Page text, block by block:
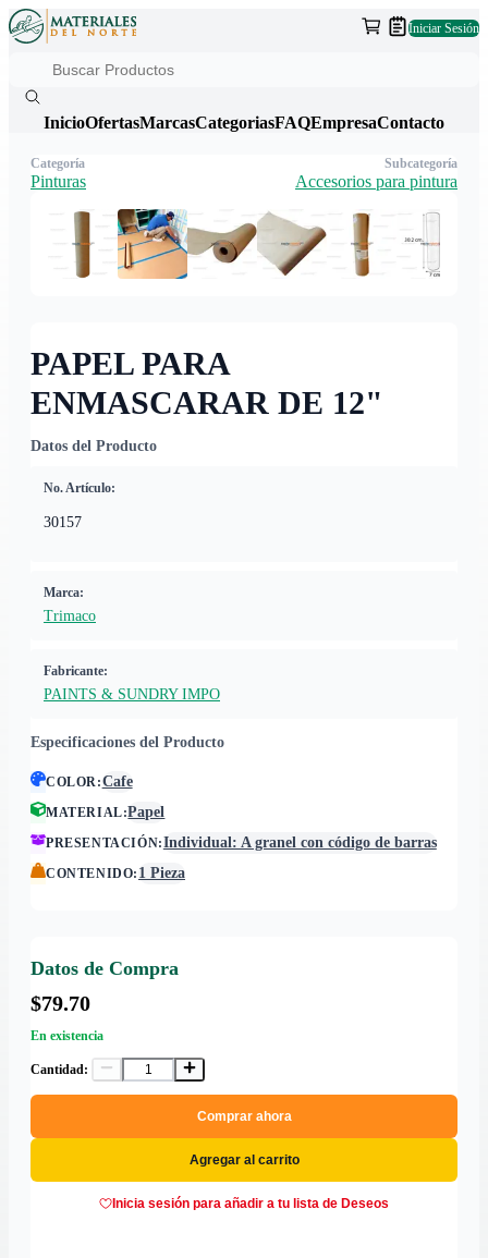
Iniciar Sesión
InicioOfertasMarcasCategoriasFAQEmpresaContacto
PAPEL PARA
ENMASCARAR DE 12"
Datos del Producto
No. Artículo:
30157
Marca:
Trimaco
Fabricante:
PAINTS & SUNDRY IMPO
Especificaciones del Producto
COLOR:Cafe
MATERIAL:Papel
PRESENTACIÓN:Individual: A granel con código de barras
CONTENIDO: 1 Pieza
Datos de Compra
$79.70
En existencia
Cantidad:
Comprar ahora
Agregar al carrito
Inicia sesión para añadir a tu lista de Deseos
Categoría
Pinturas
Subcategoría
Accesorios para pintura